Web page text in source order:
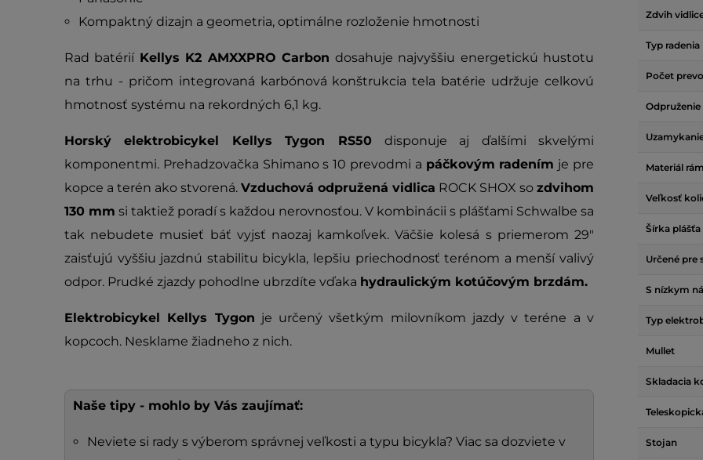
Kompaktný dizajn a geometria, optimálne rozloženie hmotnosti
Rad batérií Kellys K2 AMXXPRO Carbon dosahuje najvyššiu energetickú hustotu
na trhu - pričom integrovaná karbónová konštrukcia tela batérie udržuje celkovú
hmotnosť systému na rekordných 6,1 kg.
Horský elektrobicykel Kellys Tygon RS50 disponuje aj ďalšími skvelými
komponentmi. Prehadzovačka Shimano s 10 prevodmi a páčkovým radením je pre
kopce a terén ako stvorená. Vzduchová odpružená vidlica ROCK SHOX so zdvihom
130 mm si taktiež poradí s každou nerovnosťou. V kombinácii s plášťami Schwalbe sa
tak nebudete musieť báť vyjsť naozaj kamkoľvek. Väčšie kolesá s priemerom 29"
zaisťujú vyššiu jazdnú stabilitu bicykla, lepšiu priechodnosť terénom a menší valivý
odpor. Prudké zjazdy pohodlne ubrzdíte vďaka hydraulickým kotúčovým brzdám.
Elektrobicykel Kellys Tygon je určený všetkým milovníkom jazdy v teréne a v
kopcoch. Nesklame žiadneho z nich.
Naše tipy - mohlo by Vás zaujímať:
Neviete si rady s výberom správnej veľkosti a typu bicykla? Viac sa dozviete v
Zdvih
Typ radenia
Počet
Odpruženie
Materiál
Veľkosť
Šírka plášťa
Určené pre
S nízkym
Typ
Mullet
Skladacia
Stojan